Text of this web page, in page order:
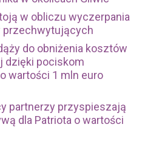
w obliczu wyczerpania
do obniżenia kosztów
dzięki pociskom
wartości 1 mln euro
partnerzy przyspieszają
dla Patriota o wartości